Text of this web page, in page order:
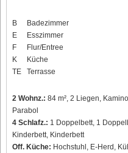
B
Badezimmer
E
Esszimmer
F
Flur/Entree
K
Küche
TE
Terrasse
2 Wohnz.: 84 m², 2 Liegen,
Parabol
4 Schlafz.: 1 Doppelbett, 1
Kinderbett, Kinderbett
Off. Küche: Hochstuhl, E-Herd,